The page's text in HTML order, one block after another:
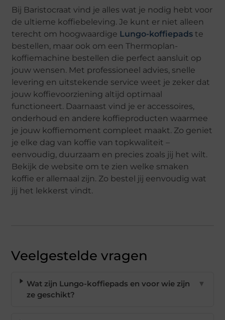
Bij Baristocraat vind je alles wat je nodig hebt voor
de ultieme koffiebeleving. Je kunt er niet alleen
terecht om hoogwaardige Lungo-koffiepads te
bestellen, maar ook om een Thermoplan-
koffiemachine bestellen die perfect aansluit op
jouw wensen. Met professioneel advies, snelle
levering en uitstekende service weet je zeker dat
jouw koffievoorziening altijd optimaal
functioneert. Daarnaast vind je er accessoires,
onderhoud en andere koffieproducten waarmee
je jouw koffiemoment compleet maakt. Zo geniet
je elke dag van koffie van topkwaliteit –
eenvoudig, duurzaam en precies zoals jij het wilt.
Bekijk de website om te zien welke smaken
koffie er allemaal zijn. Zo bestel jij eenvoudig wat
jij het lekkerst vindt.
Veelgestelde vragen
Wat zijn Lungo-koffiepads en voor wie zijn
ze geschikt?
▼